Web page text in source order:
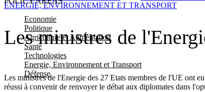
Economie
Politique
Agriculture et Alimentation
Santé
Technologies
Energie, Environnement et Transport
Défense
Les ministres de
Les ministres de l'Energie des 27 Etats membres de l'UE ont
réussi à convenir de renvoyer le débat aux diplomates dans
ENERGIE, ENVIRONNEMENT ET TRANSPORT